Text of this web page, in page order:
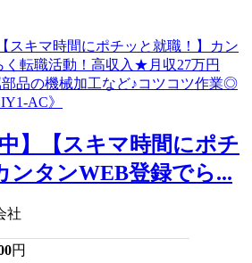
中】【スキマ時間にポチ
ンタンWEB登録でら...
社
円